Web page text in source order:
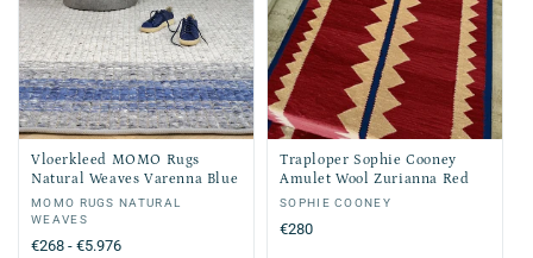
Vloerkleed MOMO Rugs
Natural Weaves Varenna Blue
Verkoper:
MOMO RUGS NATURAL
WEAVES
Normale
€268 - €5.976
Traploper Sophie Cooney
Amulet Wool Zurianna Red
Verkoper:
SOPHIE COONEY
Normale
€280